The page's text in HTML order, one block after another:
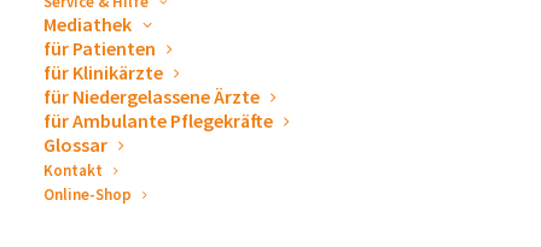
Mediathek
für Patienten
für Klinikärzte
für Niedergelassene Ärzte
für Ambulante Pflegekräfte
Glossar
Kontakt
Online-Shop
VERANSTALTUNGSORT
Seminaris Hotel Bad Boll
Michael-Hörauf-Weg 2
Bad Boll,73087 Google Karte anzeigen